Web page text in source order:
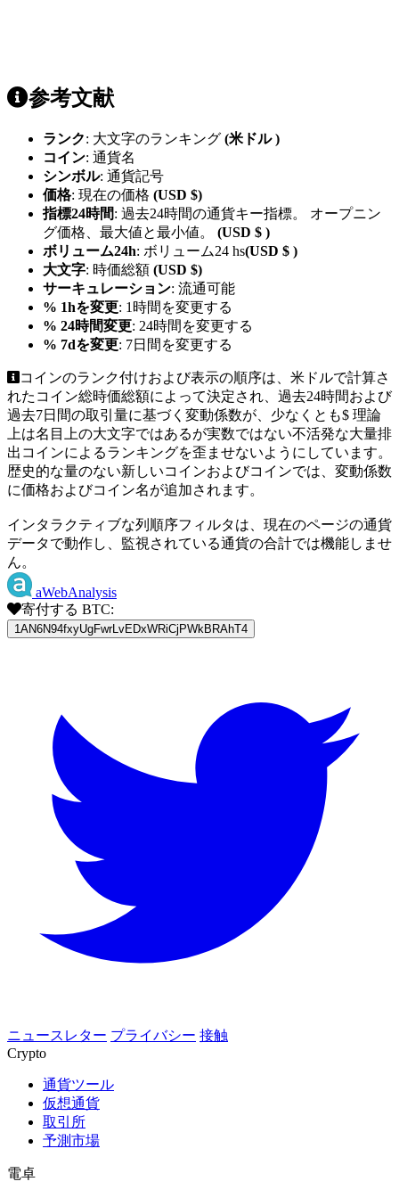
参考文献
ランク: 大文字のランキング (米ドル )
コイン: 通貨名
シンボル: 通貨記号
価格: 現在の価格 (USD $)
指標24時間: 過去24時間の通貨キー指標。 オープニン
グ価格、最大値と最小値。 (USD $ )
ボリューム24h: ボリューム24 hs(USD $ )
大文字: 時価総額 (USD $)
サーキュレーション: 流通可能
% 1hを変更: 1時間を変更する
% 24時間変更: 24時間を変更する
% 7dを変更: 7日間を変更する
コインのランク付けおよび表示の順序は、米ドルで計算さ
れたコイン総時価総額によって決定され、過去24時間および
過去7日間の取引量に基づく変動係数が、少なくとも$ 理論
上は名目上の大文字ではあるが実数ではない不活発な大量排
出コインによるランキングを歪ませないようにしています。
歴史的な量のない新しいコインおよびコインでは、変動係数
に価格およびコイン名が追加されます。
インタラクティブな列順序フィルタは、現在のページの通貨
データで動作し、監視されている通貨の合計では機能しませ
ん。
aWebAnalysis
寄付する BTC:
1AN6N94fxyUgFwrLvEDxWRiCjPWkBRAhT4
ニュースレター プライバシー 接触
Crypto
通貨ツール
仮想通貨
取引所
予測市場
電卓